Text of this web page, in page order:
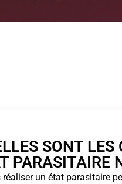
SONT LES
PARASITAIRE
réaliser un état parasitaire